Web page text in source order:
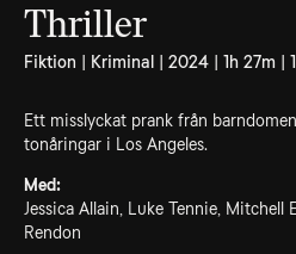
Thriller
Fiktion | Kriminal | 2024 | 1h 27m |
Ett misslyckat prank från
tonåringar i Los Angeles.
Med:
Jessica Allain, Luke Tennie, Mitchell
Rendon